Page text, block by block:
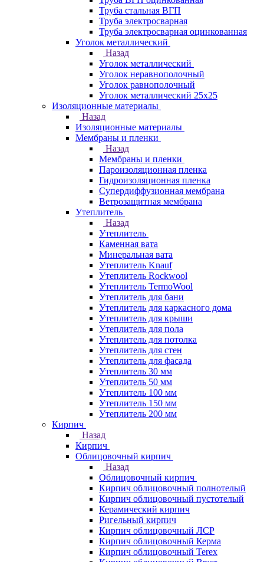
Труба стальная ВГП
Труба электросварная
Труба электросварная оцинкованная
Уголок металлический
Назад
Уголок металлический
Уголок неравнополочный
Уголок равнополочный
Уголок металлический 25х25
Изоляционные материалы
Назад
Изоляционные материалы
Мембраны и пленки
Назад
Мембраны и пленки
Пароизоляционная пленка
Гидроизоляционная пленка
Супердиффузионная мембрана
Ветрозащитная мембрана
Утеплитель
Назад
Утеплитель
Каменная вата
Минеральная вата
Утеплитель Knauf
Утеплитель Rockwool
Утеплитель TermoWool
Утеплитель для бани
Утеплитель для каркасного дома
Утеплитель для крыши
Утеплитель для пола
Утеплитель для потолка
Утеплитель для стен
Утеплитель для фасада
Утеплитель 30 мм
Утеплитель 50 мм
Утеплитель 100 мм
Утеплитель 150 мм
Утеплитель 200 мм
Кирпич
Назад
Кирпич
Облицовочный кирпич
Назад
Облицовочный кирпич
Кирпич облицовочный полнотелый
Кирпич облицовочный пустотелый
Керамический кирпич
Ригельный кирпич
Кирпич облицовочный ЛСР
Кирпич облицовочный Керма
Кирпич облицовочный Terex